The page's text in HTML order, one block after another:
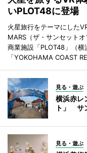
いPLOT48に登場
火星旅行をテーマにした
MARS（ザ・サンセット
商業施設「PLOT48」（
「YOKOHAMA COAST
見る・遊ぶ
横浜赤レ
ト」 サ
見る・遊ぶ